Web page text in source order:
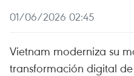
01/06/2026 02:45
Vietnam moderniza su
transformación digital